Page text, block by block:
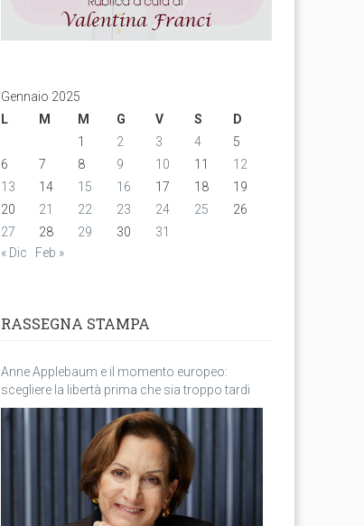
Gennaio 2025
L
M M G V S
D
1
2 3 4
5
6
7 8 9 10 11
12
13
14 15 16 17 18
19
20
21 22 23 24 25
26
27
28 29 30
31
« Dic
Feb »
RASSEGNA STAMPA
Anne Applebaum e il momento europeo:
scegliere la libertà prima che sia troppo tardi